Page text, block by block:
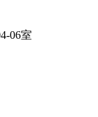
06室